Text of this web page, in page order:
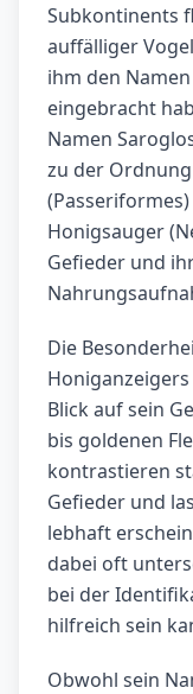
Subkontinents
auffälliger
ihm den
eingebracht
Namen
zu der
Honigsauger
Gefieder und
Die
Blick auf sein
bis goldenen
kontrastieren
Gefieder und
lebhaft
dabei oft
bei der
hilfreich sein
Obwohl sein